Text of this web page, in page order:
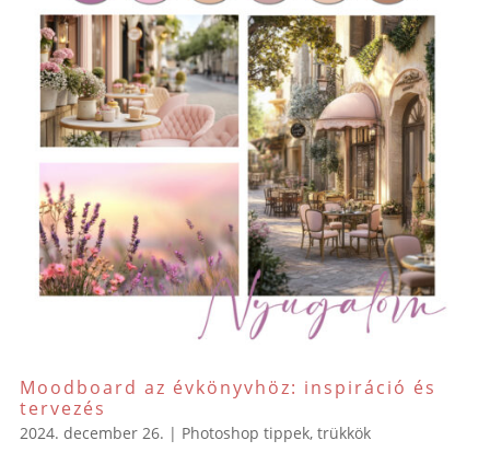
Moodboard az évkönyvhöz: inspiráció és
tervezés
2024. december 26. | Photoshop tippek, trükkök